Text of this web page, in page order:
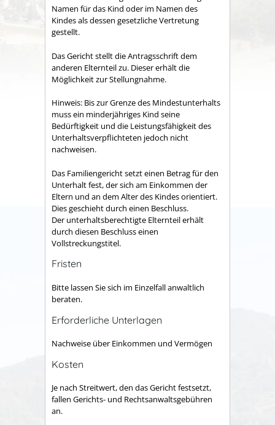
Namen für das Kind oder im Namen des
Kindes als dessen gesetzliche Vertretung
gestellt.
Das Gericht stellt die Antragsschrift dem
anderen Elternteil zu. Dieser erhält die
Möglichkeit zur Stellungnahme.
Hinweis: Bis zur Grenze des Mindestunterhalts
muss ein minderjähriges Kind seine
Bedürftigkeit und die Leistungsfähigkeit des
Unterhaltsverpflichteten jedoch nicht
nachweisen.
Das Familiengericht setzt einen Betrag für den
Unterhalt fest, der sich am Einkommen der
Eltern und an dem Alter des Kindes orientiert.
Dies geschieht durch einen Beschluss.
Der unterhaltsberechtigte Elternteil erhält
durch diesen Beschluss einen
Vollstreckungstitel.
Fristen
Bitte lassen Sie sich im Einzelfall anwaltlich
beraten.
Erforderliche Unterlagen
Nachweise über Einkommen und Vermögen
Kosten
Je nach Streitwert, den das Gericht festsetzt,
fallen Gerichts- und Rechtsanwaltsgebühren
an.